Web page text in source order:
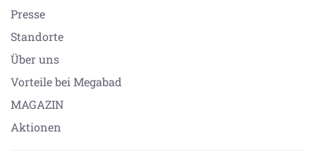
Presse
Standorte
Über uns
Vorteile bei Megabad
MAGAZIN
Aktionen